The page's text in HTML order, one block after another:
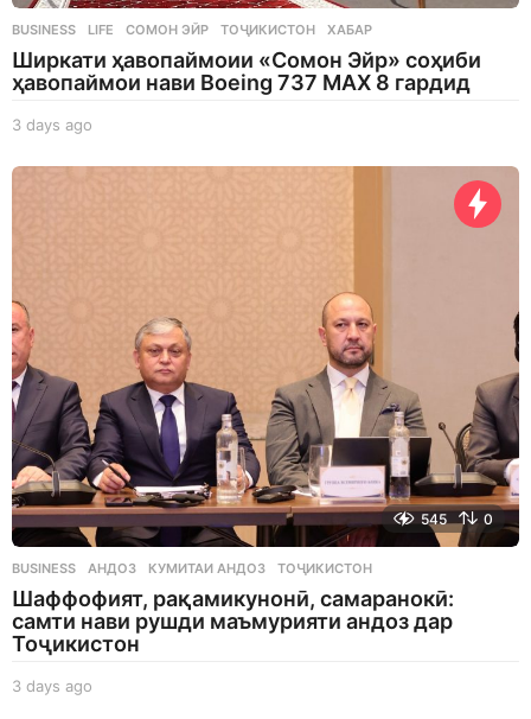
BUSINESS ,LIFE СОМОН ЭЙР ,ТОҶИКИСТОН ,ХАБАР
Ширкати ҳавопаймоии «Сомон Эйр» соҳиби
ҳавопаймои нави Boeing 737 MAX 8 гардид
3 days ago
a
545 0
BUSINESS АНДОЗ ,КУМИТАИ АНДОЗ ,ТОҶИКИСТОН
Шаффофият, рақамикунонӣ, самаранокӣ:
самти нави рушди маъмурияти андоз дар
Тоҷикистон
3 days ago